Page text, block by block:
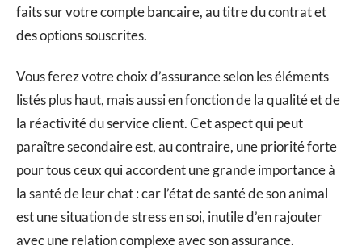
faits sur votre compte bancaire, au titre du contrat et
des options souscrites.
Vous ferez votre choix d’assurance selon les éléments
listés plus haut, mais aussi en fonction de la qualité et de
la réactivité du service client. Cet aspect qui peut
paraître secondaire est, au contraire, une priorité forte
pour tous ceux qui accordent une grande importance à
la santé de leur chat : car l’état de santé de son animal
est une situation de stress en soi, inutile d’en rajouter
avec une relation complexe avec son assurance.